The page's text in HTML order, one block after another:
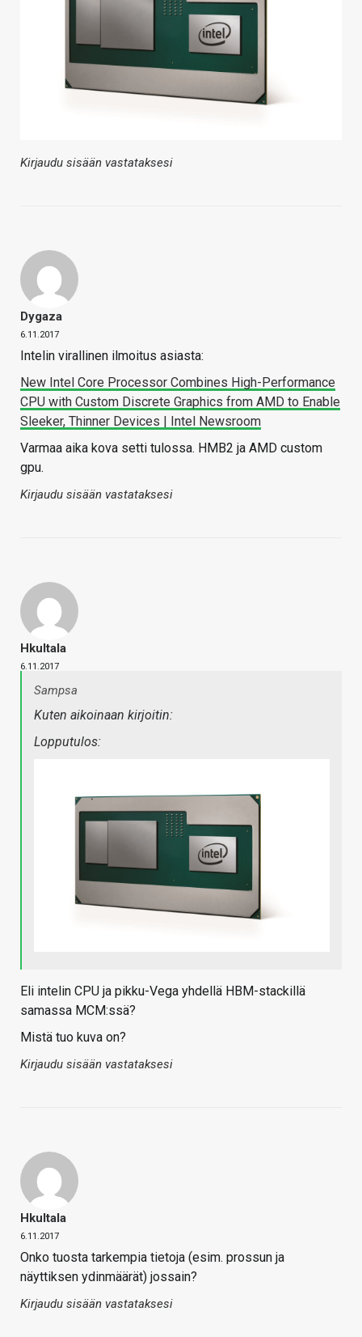
Kirjaudu sisään vastataksesi
Dygaza
6.11.2017
Intelin virallinen ilmoitus asiasta:
New Intel Core Processor Combines High-Performance
CPU with Custom Discrete Graphics from AMD to Enable
Sleeker, Thinner Devices | Intel Newsroom
Varmaa aika kova setti tulossa. HMB2 ja AMD custom
gpu.
Kirjaudu sisään vastataksesi
Hkultala
6.11.2017
Sampsa
Kuten aikoinaan kirjoitin:
Lopputulos:
Eli intelin CPU ja pikku-Vega yhdellä HBM-stackillä
samassa MCM:ssä?
Mistä tuo kuva on?
Kirjaudu sisään vastataksesi
Hkultala
6.11.2017
Onko tuosta tarkempia tietoja (esim. prossun ja
näyttiksen ydinmäärät) jossain?
Kirjaudu sisään vastataksesi